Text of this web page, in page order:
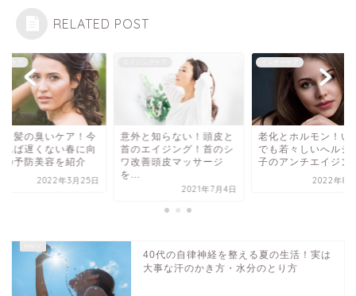
RELATED POST
と髪の臭いケア！今
れば遅くない春に向
の予防美容を紹介
2022年3月25日
意外と知らない！頭皮と
首のエイジング！首のシ
ワ改善頭皮マッサージ
を...
2021年7月4日
老化とホルモン！い
でも若々しいへルシ
子のアンチエイジン
2022年8
40代の自律神経を整える夏の生活！実は
大事な汗のかき方・水分のとり方